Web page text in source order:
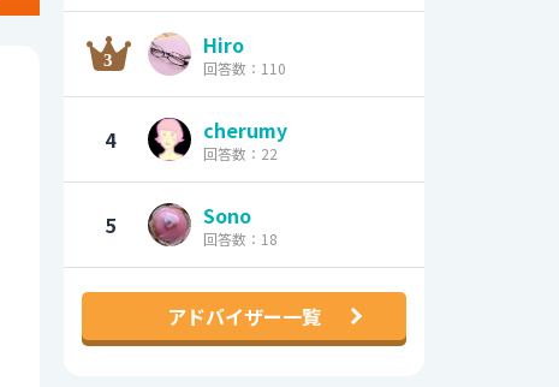
Hiro
回答数：110
4 cherumy
回答数：22
5 Sono
回答数：18
アドバイザー一覧